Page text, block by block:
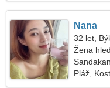
Nana
32 let,
Žena
Sandakan
Pláž,